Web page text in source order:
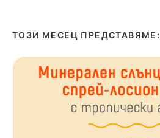
ТОЗИ МЕСЕЦ ПРЕДСТАВЯМЕ: